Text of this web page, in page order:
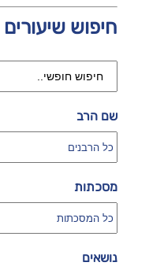
חיפוש שיעורים
שם הרב
מסכתות
נושאים